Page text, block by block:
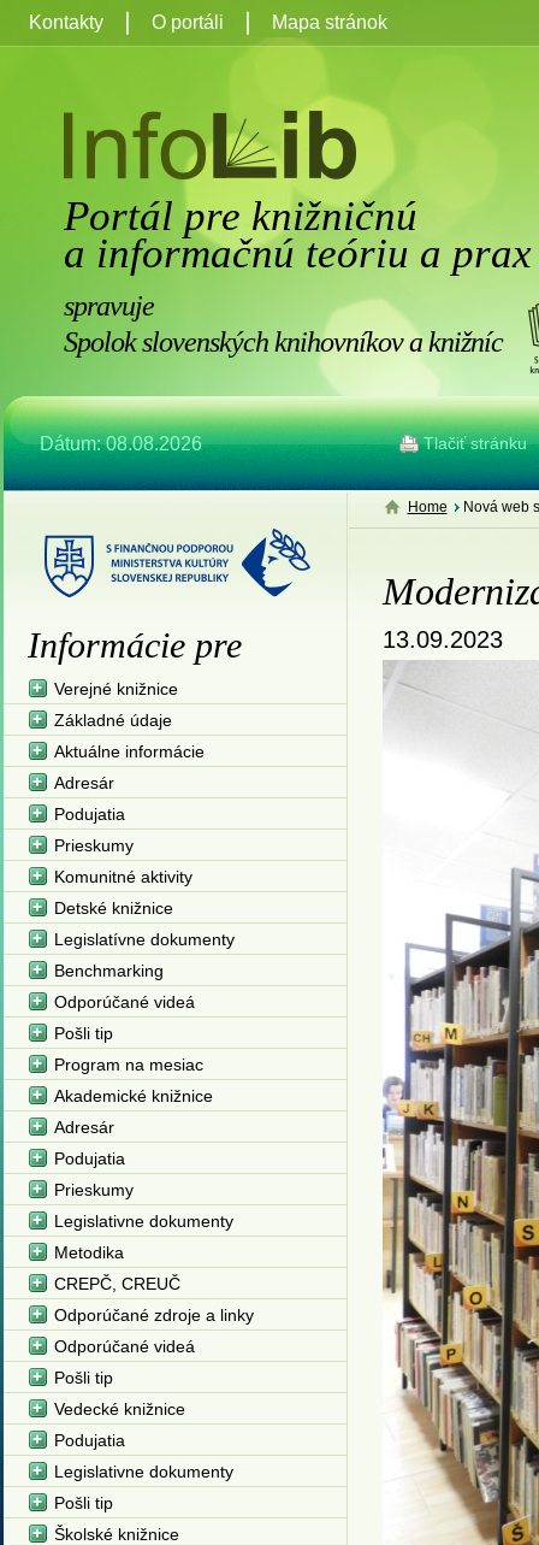
Portál pre knižničnú
a informačnú teóriu a prax
spravuje
Spolok slovenských knihovníkov a knižníc
Dátum: 08.08.2026 Tlačiť stránku
Kontakty O portáli Mapa stránok
Home Nová web
13.09.2023
Informácie pre
Verejné knižnice
Základné údaje
Aktuálne informácie
Adresár
Podujatia
Prieskumy
Komunitné aktivity
Detské knižnice
Legislatívne dokumenty
Benchmarking
Odporúčané videá
Pošli tip
Program na mesiac
Akademické knižnice
Adresár
Podujatia
Prieskumy
Legislativne dokumenty
Metodika
CREPČ, CREUČ
Odporúčané zdroje a linky
Odporúčané videá
Pošli tip
Vedecké knižnice
Podujatia
Legislativne dokumenty
Pošli tip
Školské knižnice